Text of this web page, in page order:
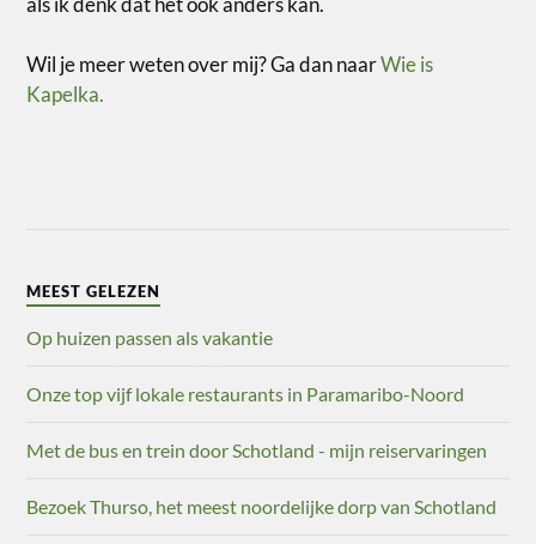
Wil je meer weten over mij? Ga dan naarWie is
Kapelka.
MEEST GELEZEN
Op huizen passen als vakantie
Onze top vijf lokale restaurants in Paramaribo-Noord
Met de bus en trein door Schotland - mijn reiservaringen
Bezoek Thurso, het meest noordelijke dorp van Schotland